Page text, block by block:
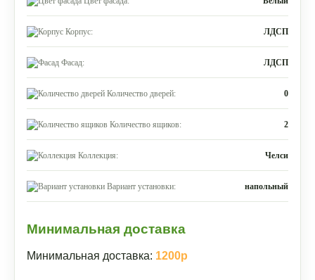
Корпус: ЛДСП
Фасад: ЛДСП
Количество дверей: 0
Количество ящиков: 2
Коллекция: Челси
Вариант установки: напольный
Минимальная доставка
Минимальная доставка: 1200р